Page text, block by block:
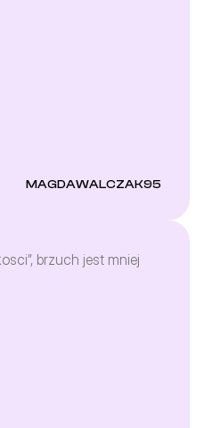
MAGDAWALCZAK95
brzuch jest mniej